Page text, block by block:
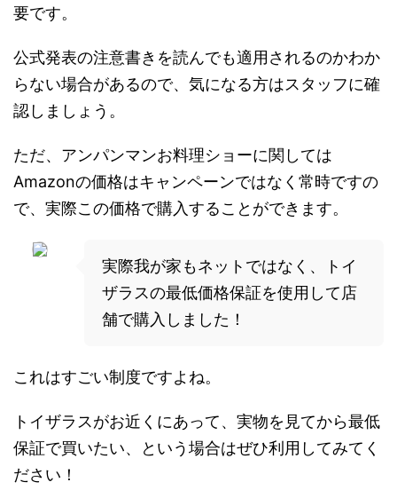
要です。
公式発表の注意書きを読んでも適用されるのかわか
らない場合があるので、気になる方はスタッフに確
認しましょう。
ただ、アンパンマンお料理ショーに関しては
Amazonの価格はキャンペーンではなく常時ですの
で、実際この価格で購入することができます。
実際我が家もネットではなく、トイ
ザラスの最低価格保証を使用して店
舗で購入しました！
これはすごい制度ですよね。
トイザラスがお近くにあって、実物を見てから最低
保証で買いたい、という場合はぜひ利用してみてく
ださい！